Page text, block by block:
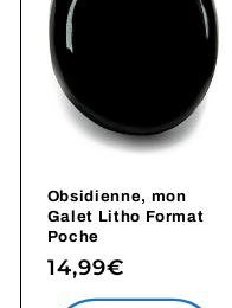
Obsidienne, mon
Galet Litho Format
Poche
Normaler
Preis
14,99€